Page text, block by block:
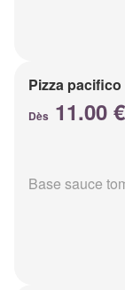
Pizza pacifico
Dès 11.00 €
Base sauce